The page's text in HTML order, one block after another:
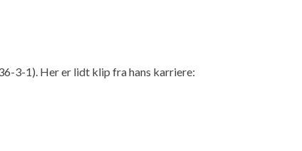
3-1). Her er lidt klip fra hans karriere: